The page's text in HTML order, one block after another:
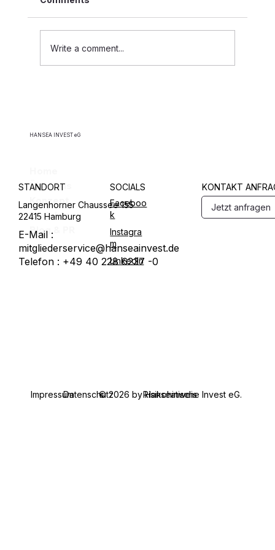
HANSEA INVEST eG
Über uns
Konzept
Projekte
Blog & PR
STANDORT
Langenhorner Chaussee 155
22415 Hamburg
E-Mail :
mitgliederservice@hanseainvest.de
Telefon : +49 40 228 6237 -0
SOCIALS
Faceboo
k
Instagra
m
LinkedIn
KONTAKT
Jetzt anfragen
ImpressumDatenschutz Risikohinweis
© 2026 by Hanseatische Invest eG.
und regulatorische Unsicherheiten haben
viele Pr
Write a comment...